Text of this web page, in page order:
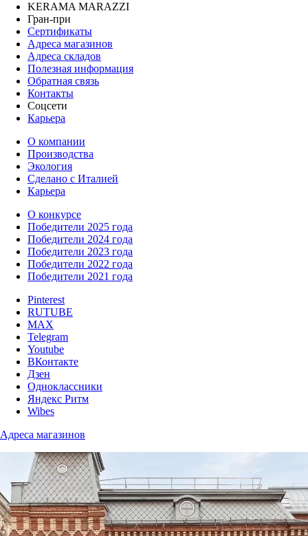
KERAMA MARAZZI
Гран-при
Сертификаты
Адреса магазинов
Адреса складов
Полезная информация
Обратная связь
Контакты
Соцсети
Карьера
О компании
Производства
Экология
Сделано с Италией
Карьера
О конкурсе
Победители 2025 года
Победители 2024 года
Победители 2023 года
Победители 2022 года
Победители 2021 года
Pinterest
RUTUBE
MAX
Telegram
Youtube
ВКонтакте
Дзен
Одноклассники
Яндекс Ритм
Wibes
Адреса магазинов